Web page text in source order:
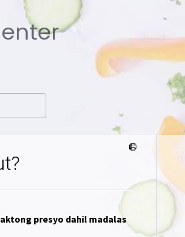
presyo dahil madalas